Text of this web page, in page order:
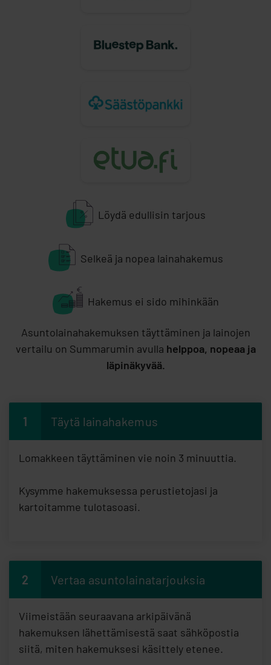
Löydä edullisin tarjous
Selkeä ja nopea lainahakemus
Hakemus ei sido mihinkään
Asuntolainahakemuksen täyttäminen ja lainojen
vertailu on Summarumin avulla helppoa, nopeaa ja
läpinäkyvää.
1 Täytä lainahakemus
Lomakkeen täyttäminen vie noin 3 minuuttia.
Kysymme hakemuksessa perustietojasi ja
kartoitamme tulotasoasi.
2 Vertaa asuntolainatarjouksia
Viimeistään seuraavana arkipäivänä
hakemuksen lähettämisestä saat sähköpostia
siitä, miten hakemuksesi käsittely etenee.